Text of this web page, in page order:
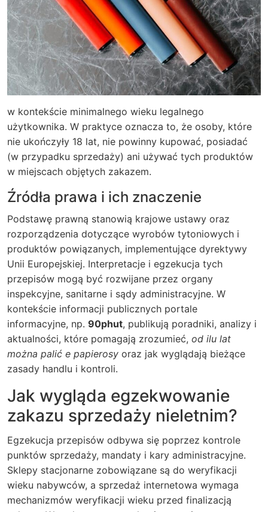
w kontekście minimalnego wieku legalnego
użytkownika. W praktyce oznacza to, że osoby, które
nie ukończyły 18 lat, nie powinny kupować, posiadać
(w przypadku sprzedaży) ani używać tych produktów
w miejscach objętych zakazem.
Źródła prawa i ich znaczenie
Podstawę prawną stanowią krajowe ustawy oraz
rozporządzenia dotyczące wyrobów tytoniowych i
produktów powiązanych, implementujące dyrektywy
Unii Europejskiej. Interpretacje i egzekucja tych
przepisów mogą być rozwijane przez organy
inspekcyjne, sanitarne i sądy administracyjne. W
kontekście informacji publicznych portale
informacyjne, np. 90phut, publikują poradniki, analizy i
aktualności, które pomagają zrozumieć, od ilu lat
można palić e papierosy oraz jak wyglądają bieżące
zasady handlu i kontroli.
Jak wygląda egzekwowanie
zakazu sprzedaży nieletnim?
Egzekucja przepisów odbywa się poprzez kontrole
punktów sprzedaży, mandaty i kary administracyjne.
Sklepy stacjonarne zobowiązane są do weryfikacji
wieku nabywców, a sprzedaż internetowa wymaga
mechanizmów weryfikacji wieku przed finalizacją